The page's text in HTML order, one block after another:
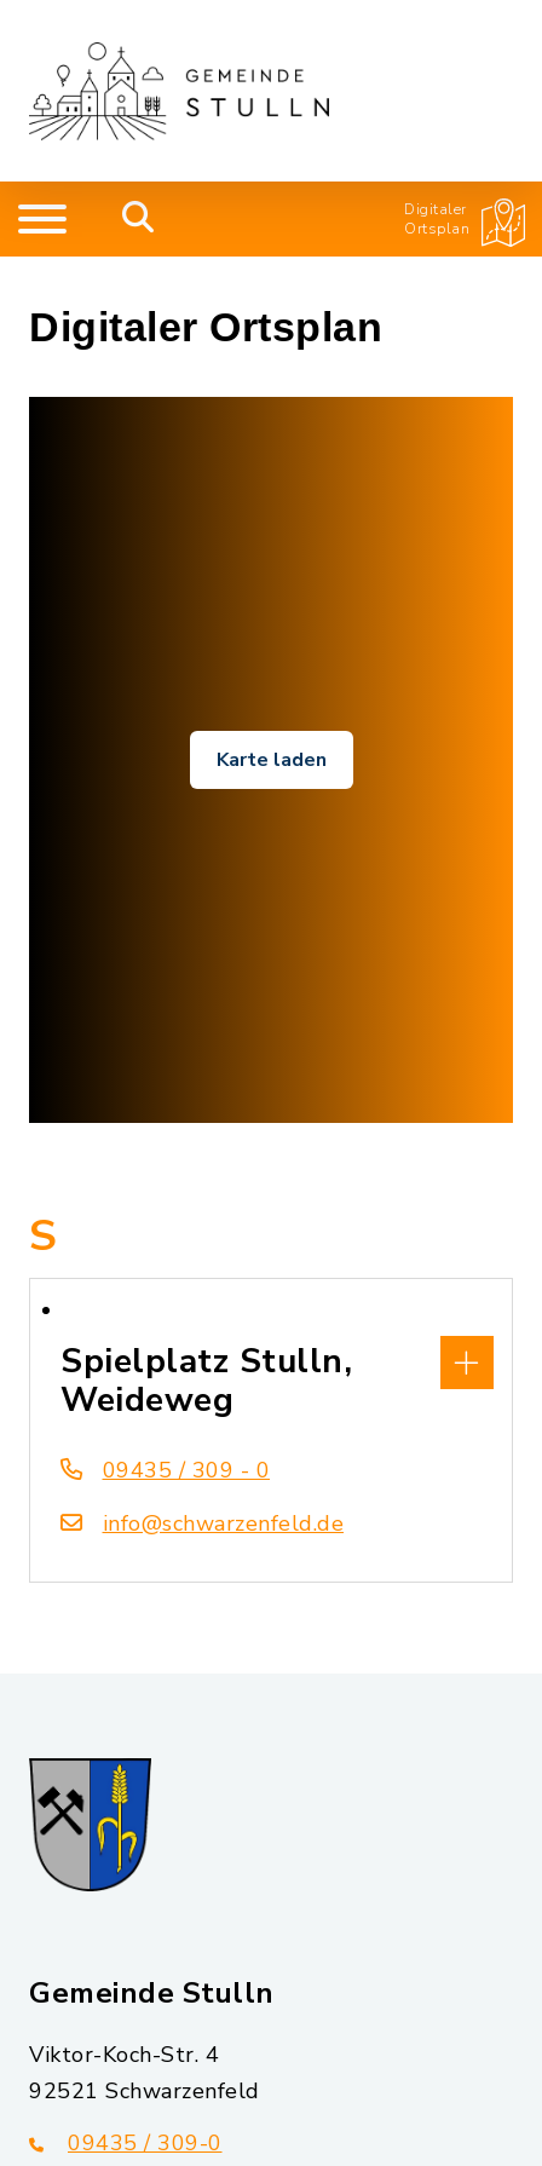
Digitaler
Ortsplan
Digitaler Ortsplan
Karte laden
S
Spielplatz Stulln,
Weideweg
09435 / 309 - 0
info@schwarzenfeld.de
Gemeinde Stulln
Viktor-Koch-Str. 4
92521 Schwarzenfeld
09435 / 309-0